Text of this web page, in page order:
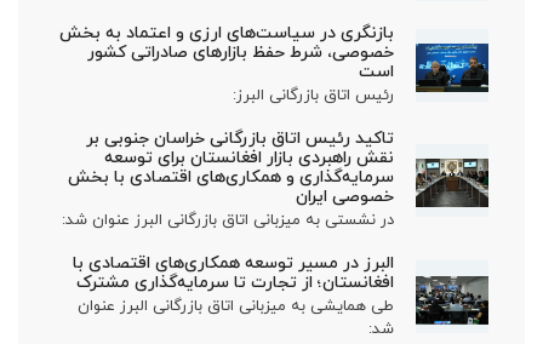
بازنگری در سیاست‌های ارزی و اعتماد به بخش
خصوصی، شرط حفظ بازارهای صادراتی کشور
است
رئیس اتاق بازرگانی البرز:
تاکید رئیس اتاق بازرگانی خراسان جنوبی بر
نقش راهبردی بازار افغانستان برای توسعه
سرمایه‌گذاری و همکاری‌های اقتصادی با بخش
خصوصی ایران
در نشستی به میزبانی اتاق بازرگانی البرز عنوان شد:
البرز در مسیر توسعه همکاری‌های اقتصادی با
افغانستان؛ از تجارت تا سرمایه‌گذاری مشترک
طی همایشی به میزبانی اتاق بازرگانی البرز عنوان
شد: